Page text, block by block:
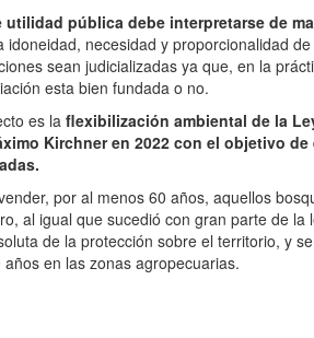
utilidad pública debe interpretarse de
necesidad y proporcionalidad
sean judicializadas ya que, en la
esta bien fundada o no.
es la flexibilización ambiental de la
Kirchner en 2022 con el objetivo de
por al menos 60 años, aquellos
al igual que sucedió con gran parte de la
de la protección sobre el territorio, y
en las zonas agropecuarias.